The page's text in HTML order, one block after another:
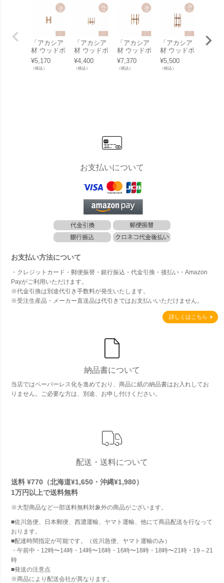
「アカシア
材 ウッドポ
ットスタン
ド ラージ
丸脚 Φ26
¥5,170
（税込）
「アカシア
材 ウッドポ
ットスタン
ド 角脚 Φ2
6用」幅・
¥4,400
（税込）
「アカシア
材 ウッドポ
ットスタン
ド ラージ
角脚 Φ38
¥7,370
（税込）
「アカシア
材 ウッドポ
ットスタン
ド 角脚 Φ2
6用 トー
¥5,500
（税込）
「ア
お支払いについて
お支払い方法について
・クレジットカード・郵便振替・銀行振込・代金引換・後払い・Amazon
Payがご利用いただけます。
※代金引換は別途代引き手数料が発生いたします。
※受注生産品・メーカー直送品は代引きではお支払いいただけません。
詳しくはこちら
納品書について
当店ではペーパーレス化を進めており、商品に紙の納品書はお入れしてお
りません。ご必要な方は、別途、お申し付けください。
配送・送料について
送料 ¥770（北海道¥1,650・沖縄¥1,980）
1万円以上で送料無料
※大型商品など一部送料無料対象外の商品がございます。
■佐川急便、日本郵便、西濃運輸、ヤマト運輸、他にて商品配送を行なって
おります。
■配達時間指定が可能です。（佐川急便、ヤマト運輸のみ）
・午前中・12時〜14時・14時〜16時・16時〜18時・18時〜21時・19～21
時
■発送の注意点
※商品により配送会社が異なります。